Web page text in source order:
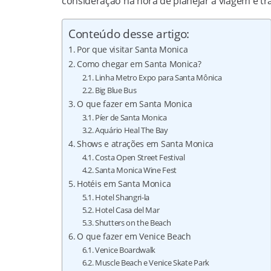
Conteúdo desse artigo:
Por que visitar Santa Monica
Como chegar em Santa Monica?
Linha Metro Expo para Santa Mônica
Big Blue Bus
O que fazer em Santa Monica
Píer de Santa Monica
Aquário Heal The Bay
Shows e atrações em Santa Monica
Costa Open Street Festival
Santa Monica Wine Fest
Hotéis em Santa Monica
Hotel Shangri-la
Hotel Casa del Mar
Shutters on the Beach
O que fazer em Venice Beach
Venice Boardwalk
Muscle Beach e Venice Skate Park